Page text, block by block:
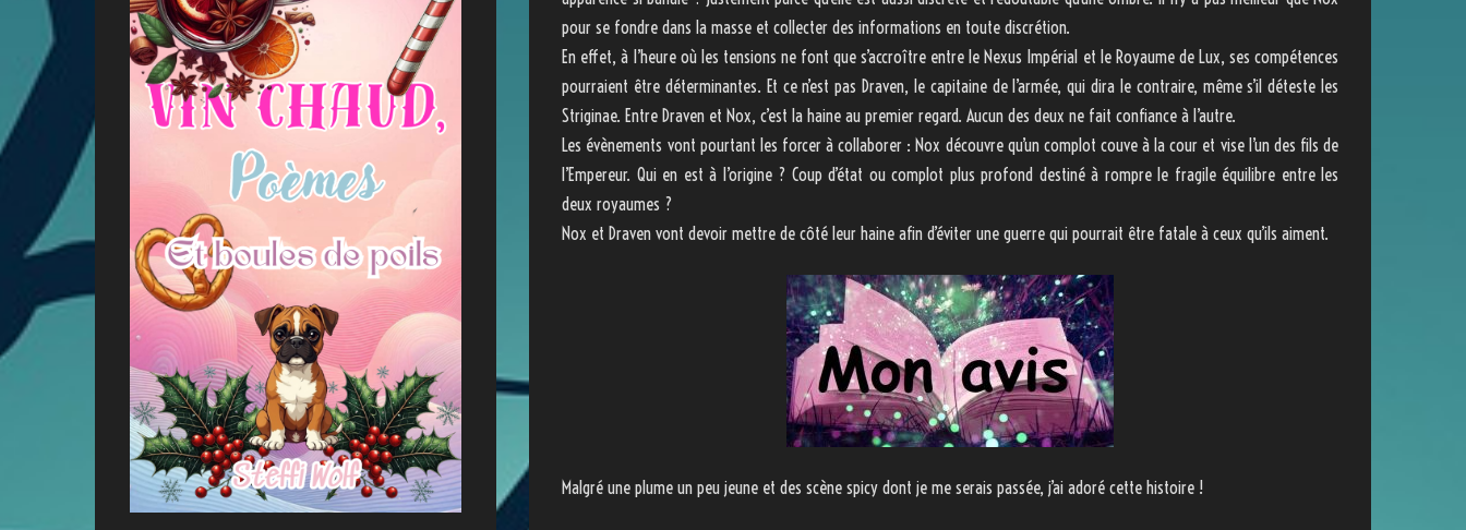
pour se fondre dans la masse et collecter des informations en toute discrétion.
En effet, à l’heure où les tensions ne font que s’accroître entre le Nexus Impérial et le Royaume de Lux, ses compétences
pourraient être déterminantes. Et ce n’est pas Draven, le capitaine de l’armée, qui dira le contraire, même s’il déteste les
Striginae. Entre Draven et Nox, c’est la haine au premier regard. Aucun des deux ne fait confiance à l’autre.
Les évènements vont pourtant les forcer à collaborer : Nox découvre qu’un complot couve à la cour et vise l’un des fils de
l’Empereur. Qui en est à l’origine ? Coup d’état ou complot plus profond destiné à rompre le fragile équilibre entre les
deux royaumes ?
Nox et Draven vont devoir mettre de côté leur haine afin d’éviter une guerre qui pourrait être fatale à ceux qu’ils aiment.
Malgré une plume un peu jeune et des scène spicy dont je me serais passée, j’ai adoré cette histoire !